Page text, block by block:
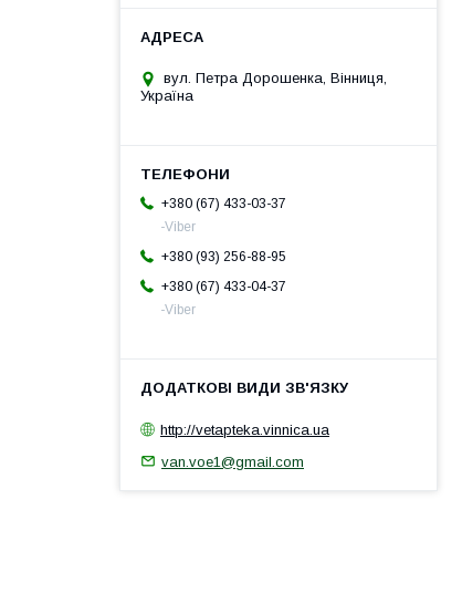
вул. Петра Дорошенка, Вінниця,
Україна
+380 (67) 433-03-37
-Viber
+380 (93) 256-88-95
+380 (67) 433-04-37
-Viber
http://vetapteka.vinnica.ua
van.voe1@gmail.com